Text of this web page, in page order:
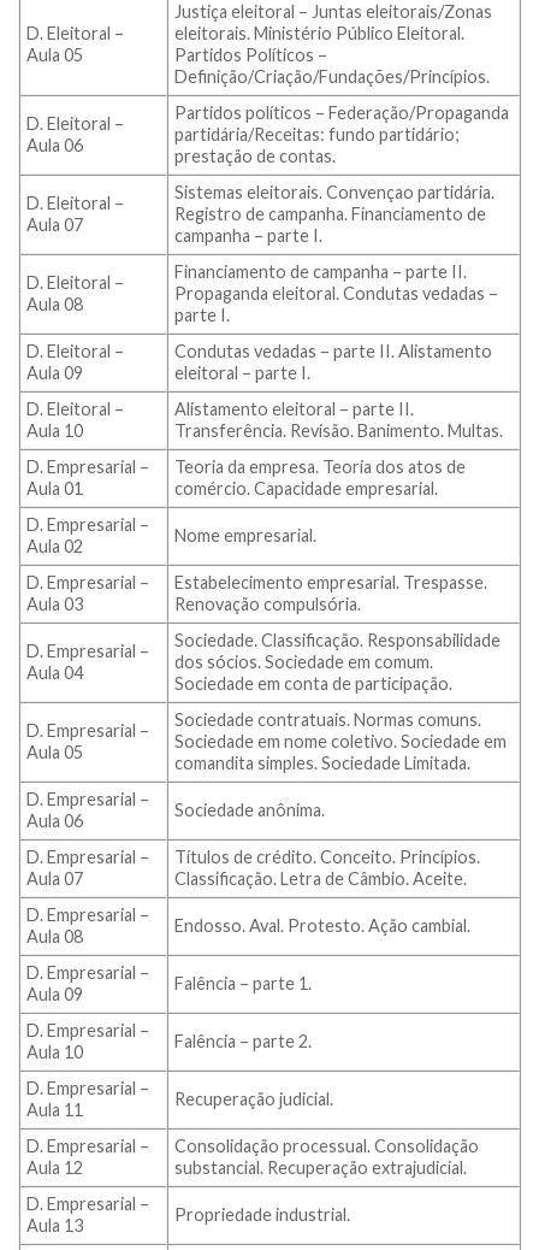
D. Eleitoral –
Aula 05
Justiça eleitoral – Juntas eleitorais/Zonas
eleitorais. Ministério Público Eleitoral.
Partidos Políticos –
Definição/Criação/Fundações/Princípios.
D. Eleitoral –
Aula 06
Partidos políticos – Federação/Propaganda
partidária/Receitas: fundo partidário;
prestação de contas.
D. Eleitoral –
Aula 07
Sistemas eleitorais. Convençao partidária.
Registro de campanha. Financiamento de
campanha – parte I.
D. Eleitoral –
Aula 08
Financiamento de campanha – parte II.
Propaganda eleitoral. Condutas vedadas –
parte I.
D. Eleitoral –
Aula 09
Condutas vedadas – parte II. Alistamento
eleitoral – parte I.
D. Eleitoral –
Aula 10
Alistamento eleitoral – parte II.
Transferência. Revisão. Banimento. Multas.
D. Empresarial –
Aula 01
Teoria da empresa. Teoria dos atos de
comércio. Capacidade empresarial.
D. Empresarial –
Aula 02
Nome empresarial.
D. Empresarial –
Aula 03
Estabelecimento empresarial. Trespasse.
Renovação compulsória.
D. Empresarial –
Aula 04
Sociedade. Classificação. Responsabilidade
dos sócios. Sociedade em comum.
Sociedade em conta de participação.
D. Empresarial –
Aula 05
Sociedade contratuais. Normas comuns.
Sociedade em nome coletivo. Sociedade em
comandita simples. Sociedade Limitada.
D. Empresarial –
Aula 06
Sociedade anônima.
D. Empresarial –
Aula 07
Títulos de crédito. Conceito. Princípios.
Classificação. Letra de Câmbio. Aceite.
D. Empresarial –
Aula 08
Endosso. Aval. Protesto. Ação cambial.
D. Empresarial –
Aula 09
Falência – parte 1.
D. Empresarial –
Aula 10
Falência – parte 2.
D. Empresarial –
Aula 11
Recuperação judicial.
D. Empresarial –
Aula 12
Consolidação processual. Consolidação
substancial. Recuperação extrajudicial.
D. Empresarial –
Aula 13
Propriedade industrial.